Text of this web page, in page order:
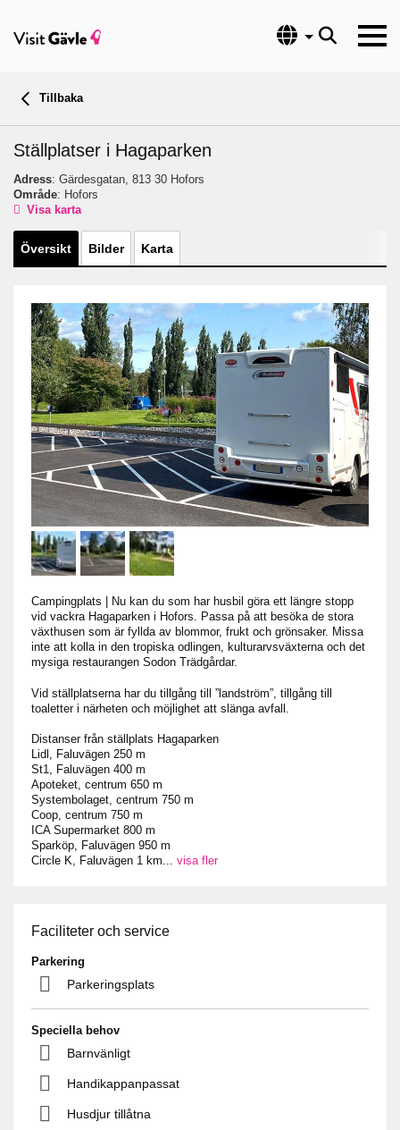
Språk
Tillbaka
Ställplatser i Hagaparken
Adress: Gärdesgatan, 813 30 Hofors
Område: Hofors
Visa karta
Översikt Bilder Karta
Campingplats
Nu kan du som har husbil göra ett längre stopp
vid vackra Hagaparken i Hofors. Passa på att besöka de stora
växthusen som är fyllda av blommor, frukt och grönsaker. Missa
inte att kolla in den tropiska odlingen, kulturarvsväxterna och det
mysiga restaurangen Sodon Trädgårdar.
Vid ställplatserna har du tillgång till ”landström”, tillgång till
toaletter i närheten och möjlighet att slänga avfall.
Distanser från ställplats Hagaparken
Lidl, Faluvägen 250 m
St1, Faluvägen 400 m
Apoteket, centrum 650 m
Systembolaget, centrum 750 m
Coop, centrum 750 m
ICA Supermarket 800 m
Sparköp, Faluvägen 950 m
Circle K, Faluvägen 1 km
visa fler
Faciliteter och service
Parkering
Parkeringsplats
Speciella behov
Barnvänligt
Handikappanpassat
Husdjur tillåtna